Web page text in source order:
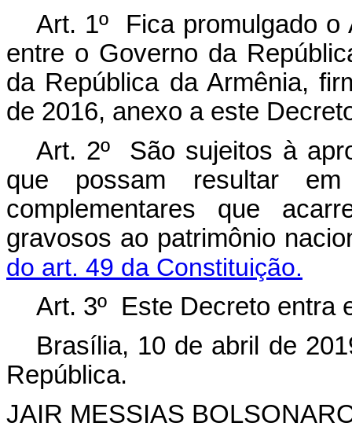
Art. 1º Fica promulgado o
entre o Governo da
da República da Armênia,
de 2016, anexo a este
Art. 2º São sujeitos à
que possam resultar
complementares que
gravosos ao patrimônio
do art. 49 da Constituição.
Art. 3º Este Decreto entra
Brasília, 10 de abril de
República.
JAIR MESSIAS